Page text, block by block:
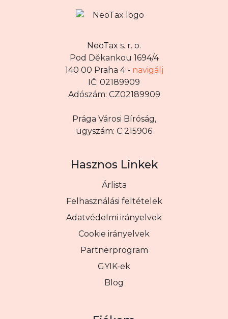
NeoTax s. r. o.
Pod Děkankou 1694/4
140 00 Praha 4 - navigálj
IČ: 02189909
Adószám: CZ02189909
Prága Városi Bíróság,
ügyszám: C 215906
Hasznos Linkek
Árlista
Felhasználási feltételek
Adatvédelmi irányelvek
Cookie irányelvek
Partnerprogram
GYIK-ek
Blog